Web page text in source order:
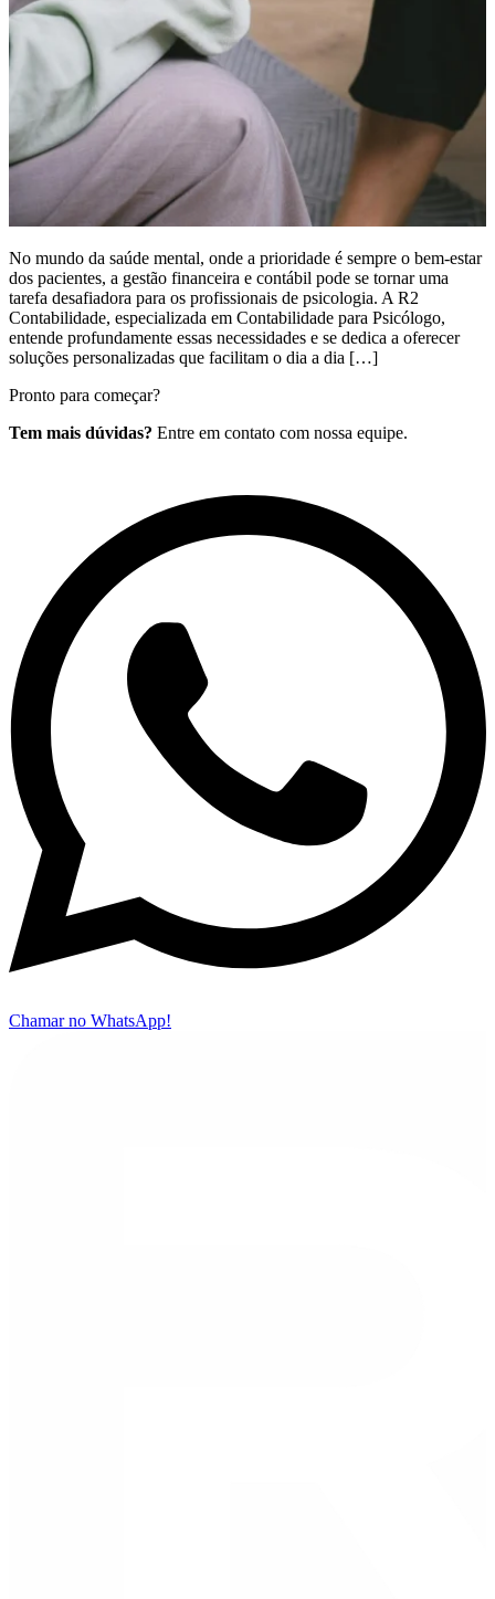
No mundo da saúde mental, onde a prioridade é sempre o bem-estar
dos pacientes, a gestão financeira e contábil pode se tornar uma
tarefa desafiadora para os profissionais de psicologia. A R2
Contabilidade, especializada em Contabilidade para Psicólogo,
entende profundamente essas necessidades e se dedica a oferecer
soluções personalizadas que facilitam o dia a dia […]
Pronto para começar?
Tem mais dúvidas? Entre em contato com nossa equipe.
Chamar no WhatsApp!